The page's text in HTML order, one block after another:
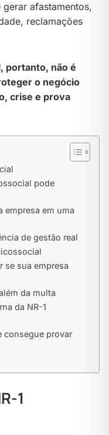
afastamentos,
reclamações
portanto, não é
o negócio
crise e prova
pode
empresa em uma
de gestão real
se sua empresa
da multa
da NR-1
consegue provar
1